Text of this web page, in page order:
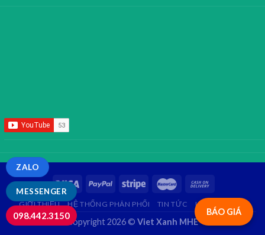
BÁO GIÁ
GIỚI THIỆU HỆ THỐNG PHÂN PHỐI TIN TỨC LIÊN HỆ
Copyright 2026 © Viet Xanh MHE
MESSENGER
ZALO
098.442.3150